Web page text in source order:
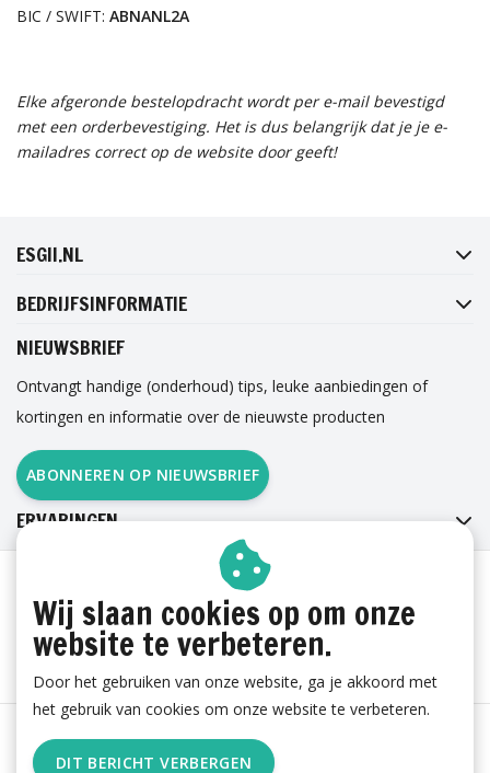
BIC / SWIFT: ABNANL2A
Elke afgeronde bestelopdracht wordt per e-mail bevestigd
met een orderbevestiging. Het is dus belangrijk dat je je e-
mailadres correct op de website door geeft!
ESGII.NL
BEDRIJFSINFORMATIE
NIEUWSBRIEF
Ontvangt handige (onderhoud) tips, leuke aanbiedingen of
kortingen en informatie over de nieuwste producten
ABONNEREN OP NIEUWSBRIEF
ERVARINGEN
Algemene voorwaarden | Cookies
RSS Feed
Wij slaan cookies op om onze
website te verbeteren.
Door het gebruiken van onze website, ga je akkoord met
het gebruik van cookies om onze website te verbeteren.
DIT BERICHT VERBERGEN